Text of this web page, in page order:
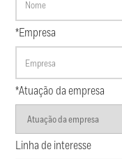
*Empresa
*Atuação da empresa
Linha de interesse